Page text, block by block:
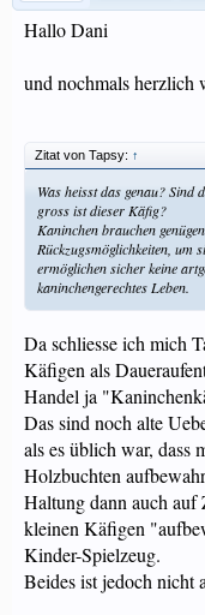
Hallo Dani
und nochmals
Zitat von Tapsy: ↑
Was heisst das genau?
gross ist dieser Käfig?
Kaninchen brauchen
Rückzugsmöglichkeiten, um
ermöglichen sicher keine
kaninchengerechtes Leben.
Da schliesse ich mich
Käfigen als
Handel ja
Das sind noch alte
als es üblich war, dass
Holzbuchten
Haltung dann auch
kleinen Käfigen
Kinder-Spielzeug.
Beides ist jedoch nicht